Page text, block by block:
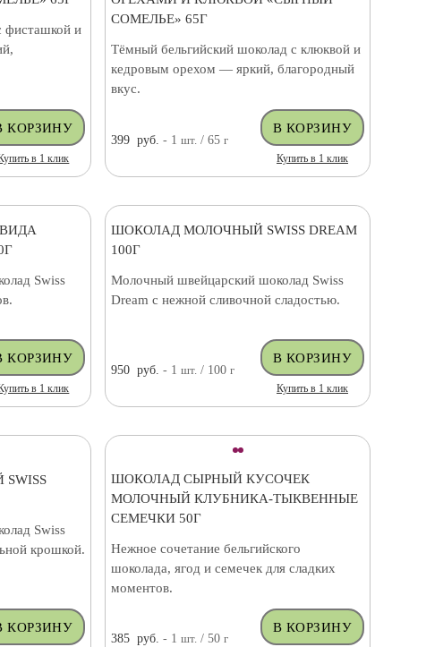
фисташкой и
в 1 клик
СОМЕЛЬЕ» 65Г
Тёмный бельгийский шоколад с клюквой и
кедровым орехом — яркий, благородный
вкус.
399 руб. - 1шт. / 65г
Купить в 1 клик
Swiss
в 1 клик
ШОКОЛАД МОЛОЧНЫЙ SWISS DREAM
100Г
Молочный швейцарский шоколад Swiss
Dream с нежной сливочной сладостью.
950 руб. - 1шт. / 100г
Купить в 1 клик
Swiss
крошкой.
ШОКОЛАД СЫРНЫЙ КУСОЧЕК
МОЛОЧНЫЙ КЛУБНИКА-ТЫКВЕННЫЕ
СЕМЕЧКИ 50Г
Нежное сочетание бельгийского
шоколада, ягод и семечек для сладких
моментов.
385 руб. - 1шт. / 50г